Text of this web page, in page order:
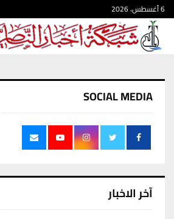
6 أغسطس، 2026
SOCIAL MEDIA
آخر الاخبار